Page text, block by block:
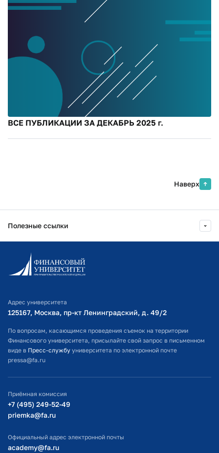
ВСЕ ПУБЛИКАЦИИ ЗА ДЕКАБРЬ 2025 г.
Наверх
Полезные ссылки
Информационно-образовательный портал
Личный кабинет поступающего
Оплата обучения
Расписание занятий
Студенческий офис
Официальный адрес электронной почты
Министерство просвещения РФ
Министерство науки и высшего образования РФ
Адрес университета
125167, Москва, пр-кт Ленинградский, д. 49/2​
По вопросам, касающимся проведения съемок на территории
Финансового университета, присылайте свой запрос в письменном
виде в Пресс-службу университета по электронной почте
pressa@fa.ru
Приёмная комиссия
+7 (495) 249-52-49
priemka@fa.ru
Официальный адрес электронной почты
academy@fa.ru